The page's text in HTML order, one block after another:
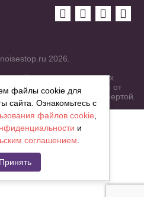
2026.
сайте приведена в целях
цвета могут отличаться от
не являются публичной офертой.
файлы cookie для
сайта. Ознакомьтесь с
файлов cookie
и
соглашением
Принять